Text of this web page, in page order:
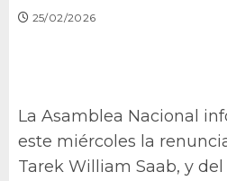
25/02/2026
La Asamblea Nacional
este miércoles la
Tarek William Saab, y del